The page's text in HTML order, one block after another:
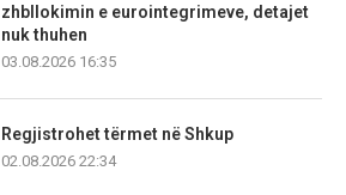
zhbllokimin e eurointegrimeve, detajet
nuk thuhen
03.08.2026 16:35
Regjistrohet tërmet në Shkup
02.08.2026 22:34